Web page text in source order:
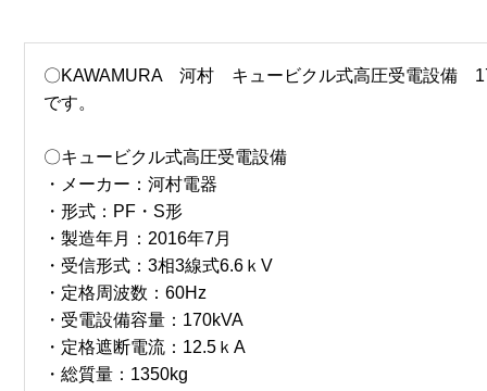
〇KAWAMURA 河村 キュービクル式高圧受電設備
です。
〇キュービクル式高圧受電設備
・メーカー：河村電器
・形式：PF・S形
・製造年月：2016年7月
・受信形式：3相3線式6.6ｋV
・定格周波数：60Hz
・受電設備容量：170kVA
・定格遮断電流：12.5ｋA
・総質量：1350kg